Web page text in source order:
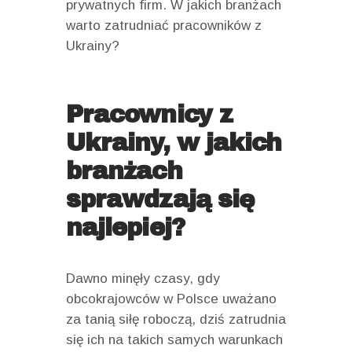
prywatnych firm. W jakich branżach
warto zatrudniać pracowników z
Ukrainy?
Pracownicy z
Ukrainy, w jakich
branżach
sprawdzają się
najlepiej?
Dawno minęły czasy, gdy
obcokrajowców w Polsce uważano
za tanią siłę roboczą, dziś zatrudnia
się ich na takich samych warunkach